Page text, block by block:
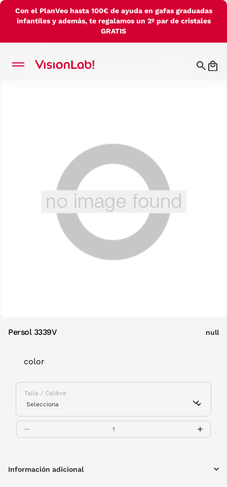
Con el PlanVeo hasta 100€ de ayuda en gafas graduadas
infantiles y además, te regalamos un 2º par de cristales
GRATIS
Persol 3339V null
color
Talla / Calibre
Información adicional